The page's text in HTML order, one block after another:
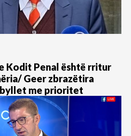
Kodit Penal është rritur
Geer zbrazëtira
me prioritet